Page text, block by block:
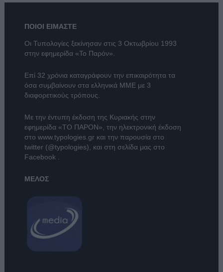
ΠΟΙΟΙ ΕΙΜΑΣΤΕ
Οι Τυπολογίες ξεκίνησαν στις 3 Οκτωβρίου 1993
στην εφημερίδα «Το Παρόν».
Επί 32 χρόνια καταγράφουν την επικαιρότητα τα
όσα συμβαίνουν στα ελληνικά ΜΜΕ με 3
διαφορετικούς τρόπους.
Με την έντυπη έκδοση της Κυριακής στην
εφημερίδα «ΤΟ ΠΑΡΟΝ» , την ηλεκτρονική έκδοση
στο www.typologies.grκαι την παρουσία στο
twitter (@typologies) , και στη σελίδα μας στο
Facebook
ΜΕΛΟΣ